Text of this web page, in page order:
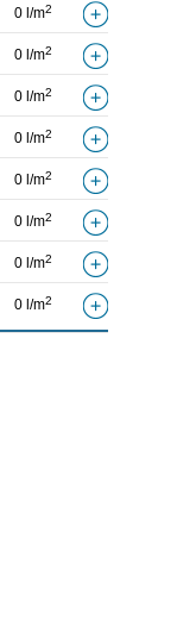
0 l/m2
0 l/m2
0 l/m2
0 l/m2
0 l/m2
0 l/m2
0 l/m2
0 l/m2